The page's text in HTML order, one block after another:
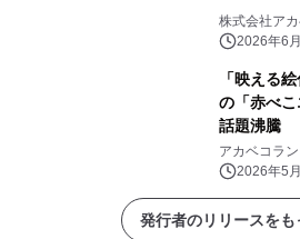
株式会社ア
2026年6
「映える
の「赤べ
話題沸騰
で231万イ
アカベコラ
2026年5
発行者のリリースをも